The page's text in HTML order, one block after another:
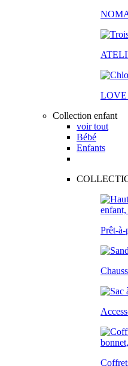
LOVE
Collection enfant
voir tout
Bébé
Enfants
Prêt-à-